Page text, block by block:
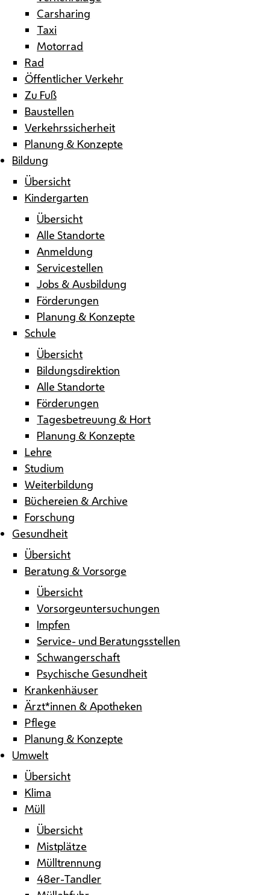
Carsharing
Taxi
Motorrad
Rad
Öffentlicher Verkehr
Zu Fuß
Baustellen
Verkehrssicherheit
Planung & Konzepte
Bildung
Übersicht
Kindergarten
Übersicht
Alle Standorte
Anmeldung
Servicestellen
Jobs & Ausbildung
Förderungen
Planung & Konzepte
Schule
Übersicht
Bildungsdirektion
Alle Standorte
Förderungen
Tagesbetreuung & Hort
Planung & Konzepte
Lehre
Studium
Weiterbildung
Büchereien & Archive
Forschung
Gesundheit
Übersicht
Beratung & Vorsorge
Übersicht
Vorsorgeuntersuchungen
Impfen
Service- und Beratungsstellen
Schwangerschaft
Psychische Gesundheit
Krankenhäuser
Ärzt*innen & Apotheken
Pflege
Planung & Konzepte
Umwelt
Übersicht
Klima
Müll
Übersicht
Mistplätze
Mülltrennung
48er-Tandler